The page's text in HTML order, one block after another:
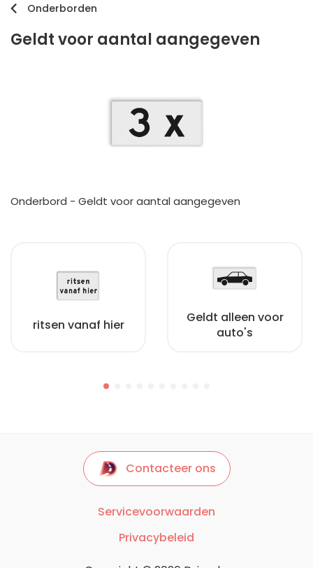
Onderborden
Geldt voor aantal aangegeven
Onderbord - Geldt voor aantal aangegeven
ritsen vanaf hier
Geldt alleen voor
auto's
Contacteer ons
Servicevoorwaarden
Privacybeleid